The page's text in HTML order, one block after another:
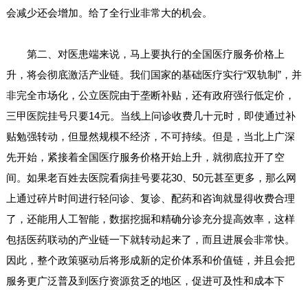
会减少还会增加。给了全行业非常大的机会。
第二、对医患端来说，马上要执行的全国医疗服务价格上
升，将会彻底激活产业链。我们国家的基础医疗实行“双轨制”，并
非完全市场化，公立医院由于垄断补贴，还有政府强行低定价，
三甲医院挂号只要14元。当线上问诊收费几十元时，即使通过补
贴勉强转动，但显然规模不经济，不可持续。但是，当北上广深
先开始，紧接着全国医疗服务价格开始上升，就彻底拉开了空
间。如果老百姓去医院看病挂号要花30、50元甚至更多，那么网
上通过碎片时间进行轻问诊、复诊、配药和咨询就显得收费合理
了，还能用人工智能，数据挖掘和精确分诊充分提高效率，这样
包括医药联动的产业链一下就转动起来了，而且进展会非常快。
因此，整个政策驱动后将形成新的定价体系和价值链，并且会把
服务更广泛普及到医疗资源贫乏的地区，促进可及性和成本下